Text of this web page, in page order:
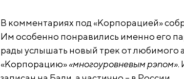
В комментариях под «Корпорацией»
Им особенно понравились именно его
рады услышать новый трек от любимого
«Корпорацию»«многоуровневым рэпом».